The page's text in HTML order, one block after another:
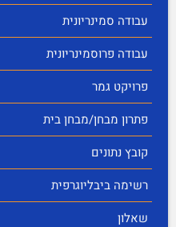
עבודה סמינריונית
עבודה פרוסמינריונית
פרויקט גמר
פתרון מבחן/מבחן בית
קובץ נתונים
רשימה ביבליוגרפית
שאלון